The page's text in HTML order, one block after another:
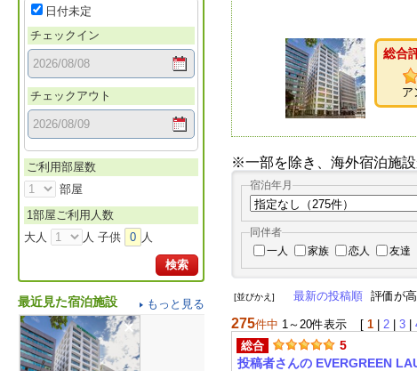
日付未定
チェックイン
チェックアウト
ご利用部屋数
部屋
1部屋ご利用人数
大人
人 子供 0 人
検索
最近見た宿泊施設 もっと見る
総合
ア
※一部を除き、海外宿泊施
宿泊年月
同伴者
一人
家族 恋人 友達
[並びかえ] 最新の投稿順 評価が
275件中 1～20件表示 [ 1 2 3
総合
5
投稿者さんの EVERGREEN